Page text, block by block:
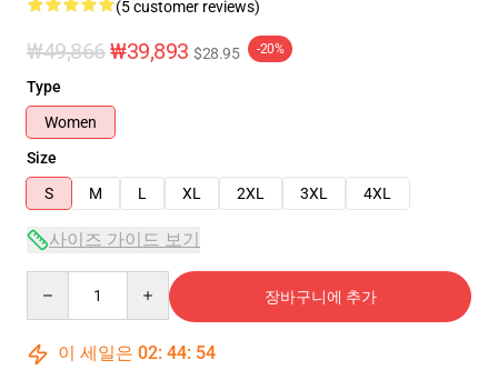
(5 customer reviews)
₩49,866₩39,893 $28.95 -20%
Type
Women
Size
S
M L XL 2XL 3XL 4XL
사이즈 가이드 보기
장바구니에 추가
이 세일은 02: 44: 54